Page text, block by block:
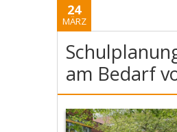
24
MÄRZ
am Bedarf